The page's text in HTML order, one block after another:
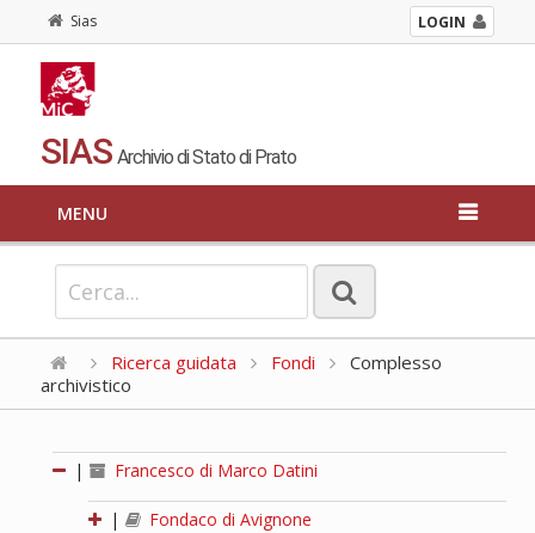
Sias LOGIN
SIAS Archivio di Stato di Prato
MENU
Ricerca guidata Fondi
Complesso
archivistico
| Francesco di Marco Datini
|
Fondaco di Avignone